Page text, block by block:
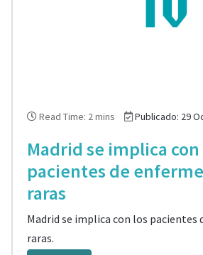
Read Time: 2 mins Publicado: 29
Madrid se implica con
pacientes de
raras
Madrid se implica con los pacientes
raras.